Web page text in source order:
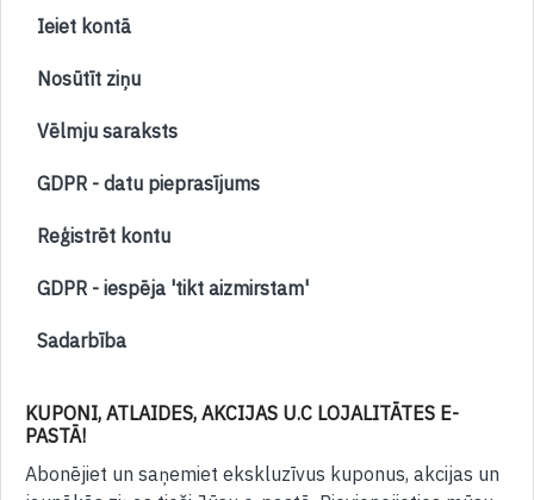
Ieiet kontā
Nosūtīt ziņu
Vēlmju saraksts
GDPR - datu pieprasījums
Reģistrēt kontu
GDPR - iespēja 'tikt aizmirstam'
Sadarbība
KUPONI, ATLAIDES, AKCIJAS U.C LOJALITĀTES E-
PASTĀ!
Abonējiet un saņemiet ekskluzīvus kuponus, akcijas un